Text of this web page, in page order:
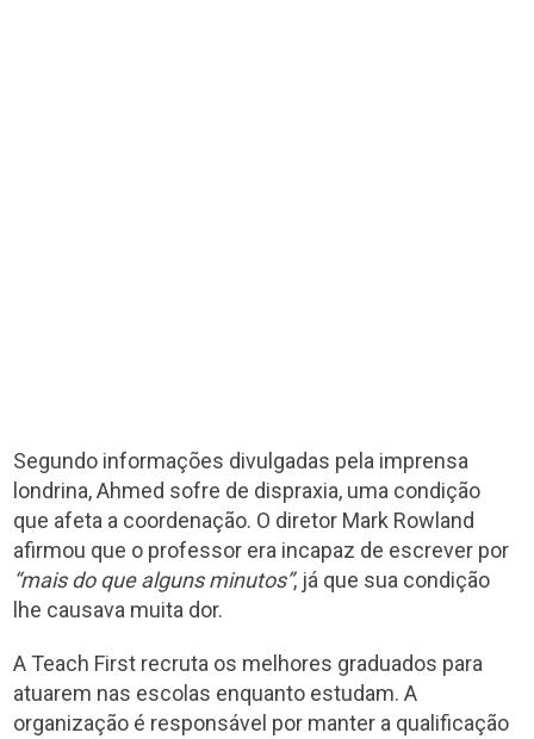
Segundo informações divulgadas pela imprensa
londrina, Ahmed sofre de dispraxia, uma condição
que afeta a coordenação. O diretor Mark Rowland
afirmou que o professor era incapaz de escrever por
“mais do que alguns minutos”, já que sua condição
lhe causava muita dor.
A Teach First recruta os melhores graduados para
atuarem nas escolas enquanto estudam. A
organização é responsável por manter a qualificação